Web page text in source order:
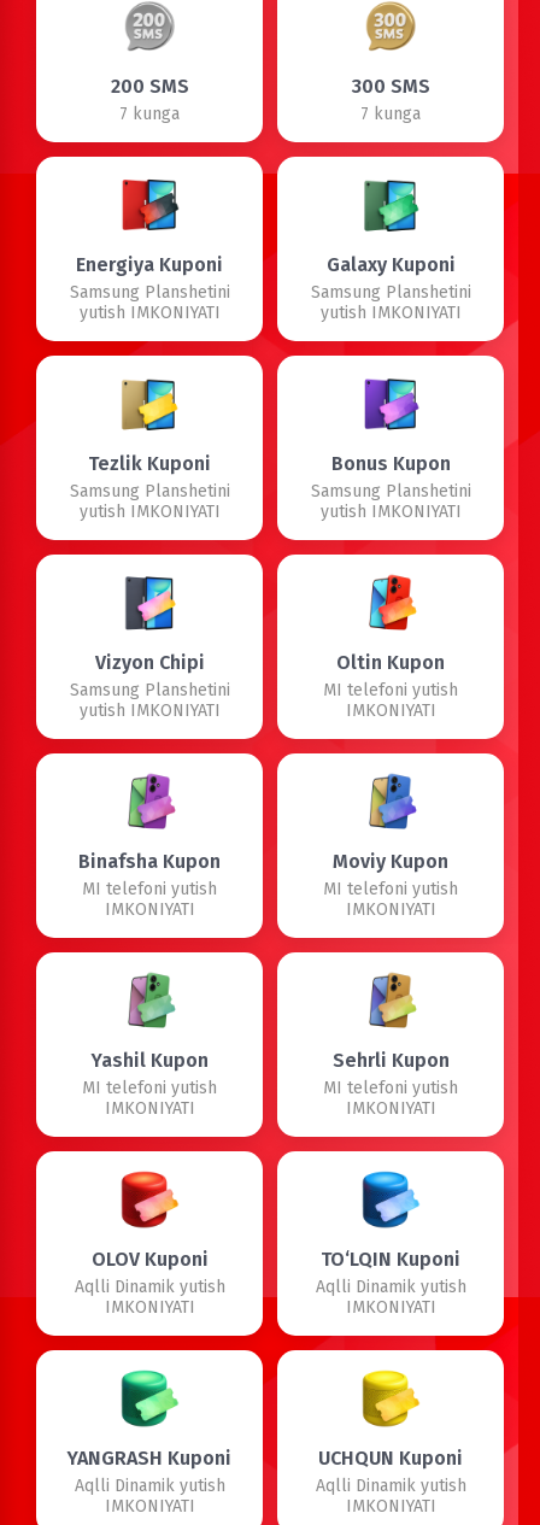
200 SMS
7 kunga
300 SMS
7 kunga
Energiya Kuponi
Samsung Planshetini
yutish IMKONIYATI
Galaxy Kuponi
Samsung Planshetini
yutish IMKONIYATI
Tezlik Kuponi
Samsung Planshetini
yutish IMKONIYATI
Bonus Kupon
Samsung Planshetini
yutish IMKONIYATI
Vizyon Chipi
Samsung Planshetini
yutish IMKONIYATI
Oltin Kupon
MI telefoni yutish
IMKONIYATI
Binafsha Kupon
MI telefoni yutish
IMKONIYATI
Moviy Kupon
MI telefoni yutish
IMKONIYATI
Yashil Kupon
MI telefoni yutish
IMKONIYATI
Sehrli Kupon
MI telefoni yutish
IMKONIYATI
OLOV Kuponi
Aqlli Dinamik yutish
IMKONIYATI
TO‘LQIN Kuponi
Aqlli Dinamik yutish
IMKONIYATI
YANGRASH Kuponi
Aqlli Dinamik yutish
IMKONIYATI
UCHQUN Kuponi
Aqlli Dinamik yutish
IMKONIYATI